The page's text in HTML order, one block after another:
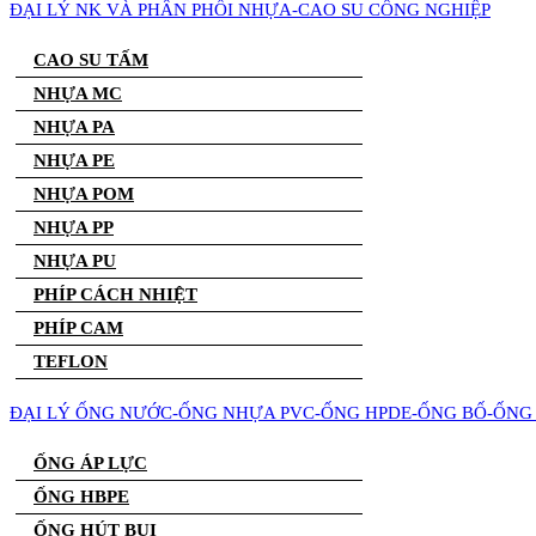
ĐẠI LÝ NK VÀ PHÂN PHỐI NHỰA-CAO SU CÔNG NGHIỆP
CAO SU TẤM
NHỰA MC
NHỰA PA
NHỰA PE
NHỰA POM
NHỰA PP
NHỰA PU
PHÍP CÁCH NHIỆT
PHÍP CAM
TEFLON
ĐẠI LÝ ỐNG NƯỚC-ỐNG NHỰA PVC-ỐNG HPDE-ỐNG BỐ-
ỐNG ÁP LỰC
ỐNG HBPE
ỐNG HÚT BỤI